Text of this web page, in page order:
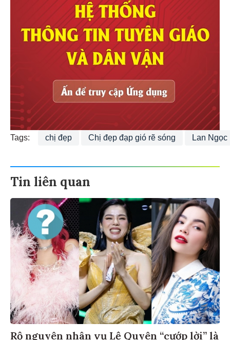
Tags: chị đẹp Chị đẹp đạp gió rẽ sóng Lan Ngọc
Tin liên quan
Rộ nguyên nhân vụ Lệ Quyên “cướp lời” là